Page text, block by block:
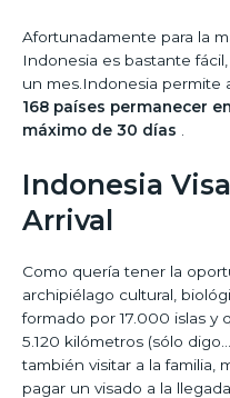
Afortunadamente para la
Indonesia es bastante
un mes.Indonesia permite
168 países permanecer
máximo de 30 días
Indonesia
Arrival
Como quería tener la
archipiélago cultural,
formado por 17.000 islas y
5.120 kilómetros (sólo
también visitar a la familia,
pagar un visado a la